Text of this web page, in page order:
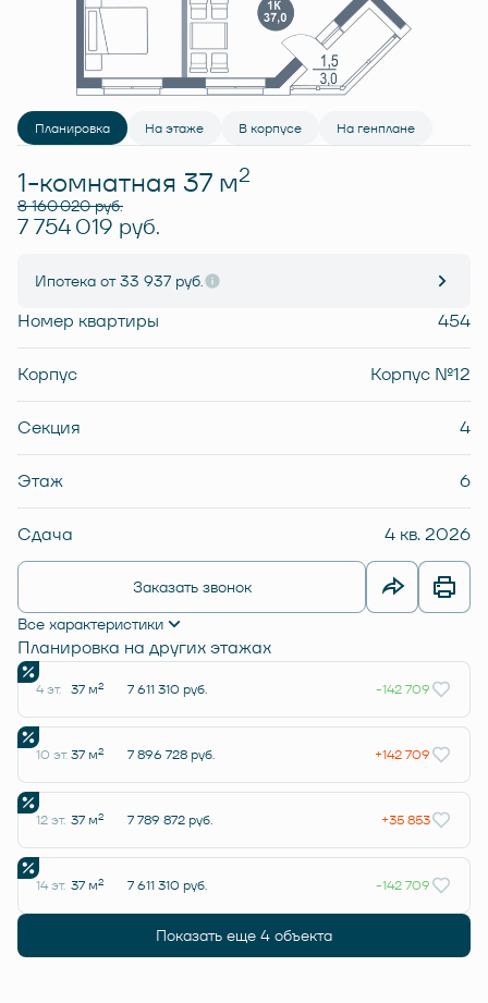
Планировка На этаже В корпусе На генплане
1-комнатная 37 м2
8 160 020 руб.
7 754 019 руб.
Ипотека от 33 937 руб.
Номер квартиры 454
Корпус Корпус №12
Секция 4
Этаж 6
Сдача 4 кв. 2026
Заказать звонок
Все характеристики
Планировка на других этажах
4 эт. 37 м2 7 611 310 руб. -142 709
10 эт. 37 м2 7 896 728 руб. +142 709
12 эт. 37 м2 7 789 872 руб. +35 853
14 эт. 37 м2 7 611 310 руб. -142 709
Показать еще 4 объектa